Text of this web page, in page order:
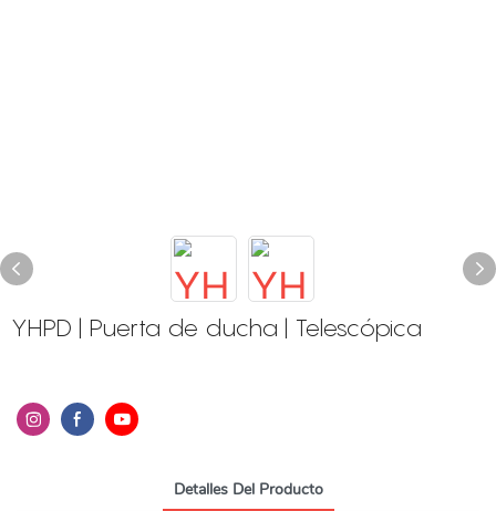
YHPD | Puerta de ducha | Telescópica
Detalles Del Producto